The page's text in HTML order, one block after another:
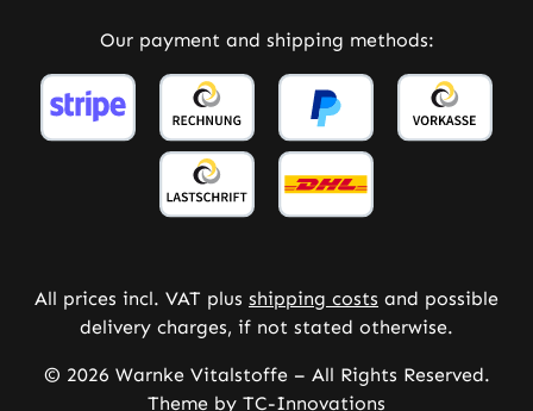
Our payment and shipping methods:
All prices incl. VAT plus shipping costs and possible
delivery charges, if not stated otherwise.
© 2026 Warnke Vitalstoffe – All Rights Reserved.
Theme by TC-Innovations